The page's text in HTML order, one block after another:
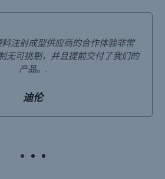
注射成型供应商的合作体验非常
无可挑剔，并且提前交付了我们的
产品。.
迪伦